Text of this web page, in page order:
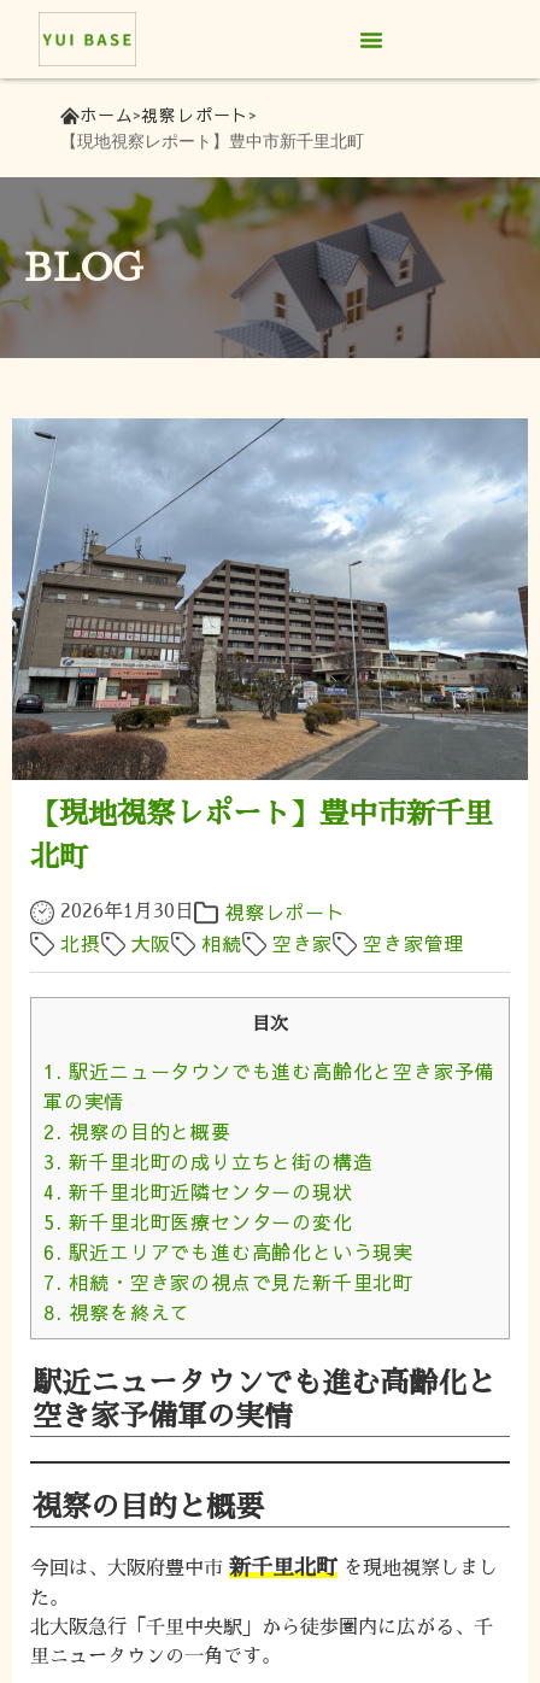
ホーム 視察レポート
【現地視察レポート】豊中市新千里北町
BLOG
【現地視察レポート】豊中市新千里
北町
2026年1月30日
視察レポート
北摂
大阪 相続 空き家 空き家管理
目次
1. 駅近ニュータウンでも進む高齢化と空き家予備
軍の実情
2. 視察の目的と概要
3. 新千里北町の成り立ちと街の構造
4. 新千里北町近隣センターの現状
5. 新千里北町医療センターの変化
6. 駅近エリアでも進む高齢化という現実
7. 相続・空き家の視点で見た新千里北町
8. 視察を終えて
駅近ニュータウンでも進む高齢化と
空き家予備軍の実情
視察の目的と概要
今回は、大阪府豊中市 新千里北町 を現地視察しまし
た。
北大阪急行「千里中央駅」から徒歩圏内に広がる、千
里ニュータウンの一角です。